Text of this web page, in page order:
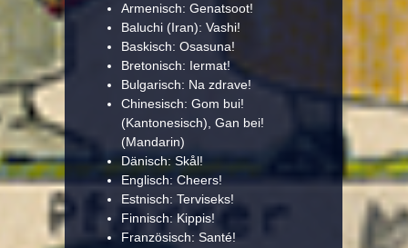
Armenisch: Genatsoot!
Baluchi (Iran): Vashi!
Baskisch: Osasuna!
Bretonisch: Iermat!
Bulgarisch: Na zdrave!
Chinesisch: Gom bui!
(Kantonesisch), Gan bei!
(Mandarin)
Dänisch: Skål!
Englisch: Cheers!
Estnisch: Terviseks!
Finnisch: Kippis!
Französisch: Santé!